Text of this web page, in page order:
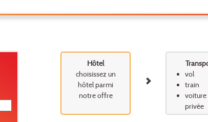
Hôtel
choisissez un
hôtel parmi
notre offre
vol
train
voiture
privée